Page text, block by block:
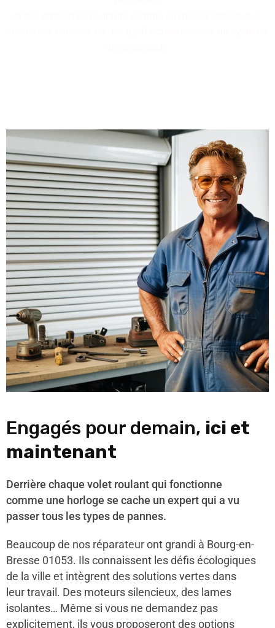
Engagés pour demain, ici et
maintenant
Derrière chaque volet roulant qui fonctionne
comme une horloge se cache un expert qui a vu
passer tous les types de pannes.
Beaucoup de nos réparateur ont grandi à Bourg-en-
Bresse 01053. Ils connaissent les défis écologiques
de la ville et intègrent des solutions vertes dans
leur travail. Des moteurs silencieux, des lames
isolantes… Même si vous ne demandez pas
explicitement, ils vous proposeront des options